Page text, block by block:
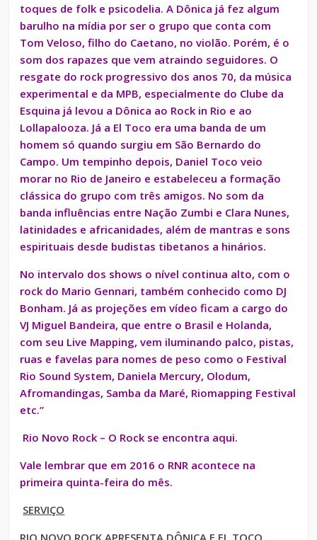
toques de folk e psicodelia. A Dônica já fez algum
barulho na mídia por ser o grupo que conta com
Tom Veloso, filho do Caetano, no violão. Porém, é o
som dos rapazes que vem atraindo seguidores. O
resgate do rock progressivo dos anos 70, da música
experimental e da MPB, especialmente do Clube da
Esquina já levou a Dônica ao Rock in Rio e ao
Lollapalooza. Já a El Toco era uma banda de um
homem só quando surgiu em São Bernardo do
Campo. Um tempinho depois, Daniel Toco veio
morar no Rio de Janeiro e estabeleceu a formação
clássica do grupo com três amigos. No som da
banda influências entre Nação Zumbi e Clara Nunes,
latinidades e africanidades, além de mantras e sons
espirituais desde budistas tibetanos a hinários.
No intervalo dos shows o nível continua alto, com o
rock do Mario Gennari, também conhecido como DJ
Bonham. Já as projeções em vídeo ficam a cargo do
VJ Miguel Bandeira, que entre o Brasil e Holanda,
com seu Live Mapping, vem iluminando palco, pistas,
ruas e favelas para nomes de peso como o Festival
Rio Sound System, Daniela Mercury, Olodum,
Afromandingas, Samba da Maré, Riomapping Festival
etc.”
Rio Novo Rock – O Rock se encontra aqui.
Vale lembrar que em 2016 o RNR acontece na
primeira quinta-feira do mês.
SERVIÇO
RIO NOVO ROCK APRESENTA DÔNICA E EL TOCO